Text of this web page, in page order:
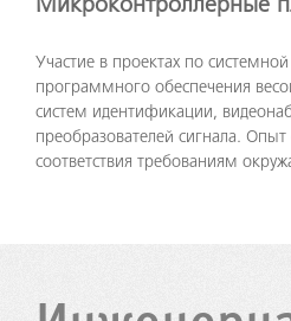
Участие в проектах по
программного обеспечения
систем идентификации,
преобразователей сигнала.
соответствия требованиям